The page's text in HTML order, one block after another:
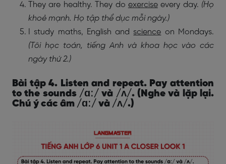
They are healthy. They do exerciseevery day. (Họ
khoẻ mạnh. Họ tập thể dục mỗi ngày.)
I study maths, English and science on Mondays.
(Tôi học toán, tiếng Anh và khoa học vào các
ngày thứ 2.)
Bài tập 4. Listen and repeat. Pay attention
to the sounds /ɑː/ và /ʌ/. (Nghe và lặp lại.
Chú ý các âm /ɑː/ và /ʌ/.)